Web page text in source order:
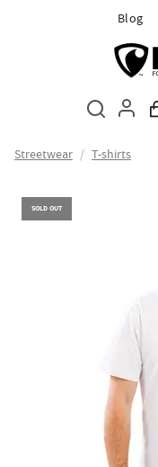
Blog
Streetwear / T-shirts
SOLD OUT